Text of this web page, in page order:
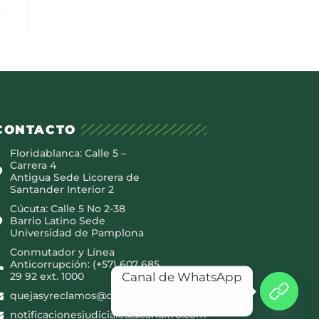
Floridablanca: Calle 5 –
Carrera 4
Antigua Sede Licorera de
Santander Interior 2
Cúcuta: Calle 5 No 2-38
Barrio Latino Sede
Universidad de Pamplona
Conmutador y Línea
Anticorrupción: (+57) 607 685
29 92 ext. 1000
quejasyreclamos@canaltro.com
notificacionesjudiciales@canaltro.com
Canal de WhatsApp